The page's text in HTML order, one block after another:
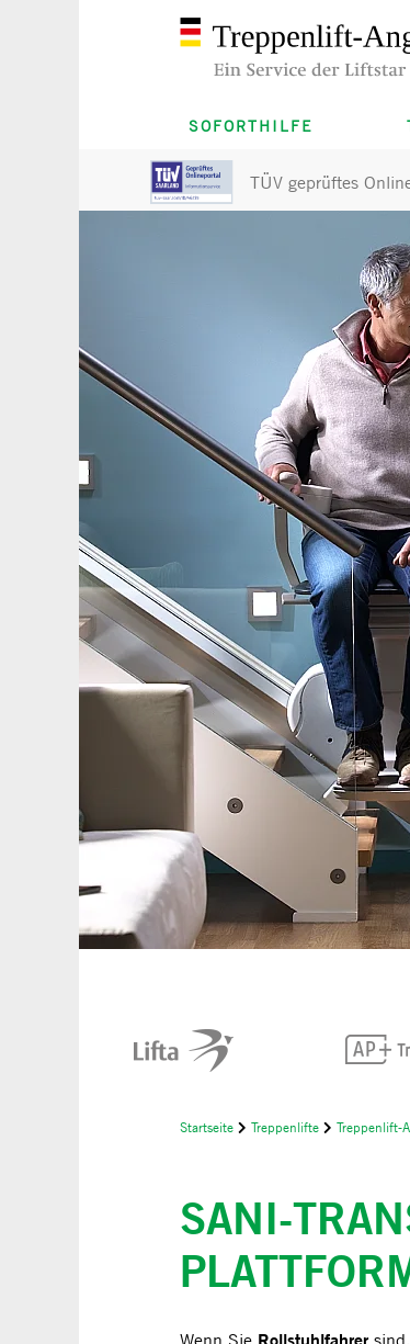
SOFORTHILFE
TÜV geprüftes
Startseite Treppenlifte Treppenlift-
SANI-
Wenn Sie Rollstuhlfahrersind,